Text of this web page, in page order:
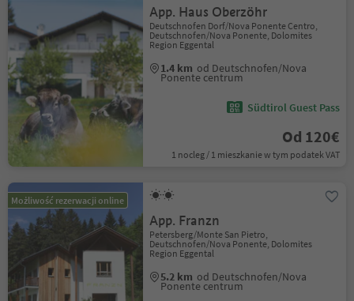
App. Haus Oberzöhr
Deutschnofen Dorf/Nova Ponente Centro,
Deutschnofen/Nova Ponente, Dolomites
Region Eggental
1.4 km od Deutschnofen/Nova
Ponente centrum
Südtirol Guest Pass
Od 120€
1 nocleg / 1 mieszkanie w tym podatek VAT
Możliwość rezerwacji online
App. Franzn
Petersberg/Monte San Pietro,
Deutschnofen/Nova Ponente, Dolomites
Region Eggental
5.2 km od Deutschnofen/Nova
Ponente centrum